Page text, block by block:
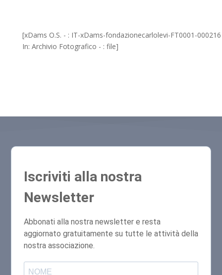
[xDams O.S. - : IT-xDams-fondazionecarlolevi-FT0001-000216
In: Archivio Fotografico - : file]
Iscriviti alla nostra
Newsletter
Abbonati alla nostra newsletter e resta
aggiornato gratuitamente su tutte le attività della
nostra associazione.